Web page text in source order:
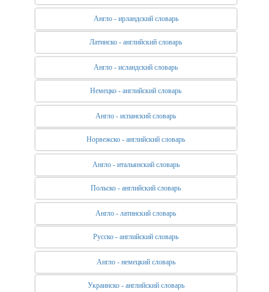
Англо - ирландский словарь
Латинско - английский словарь
Англо - исландский словарь
Немецко - английский словарь
Англо - испанский словарь
Норвежско - английский словарь
Англо - итальянский словарь
Польско - английский словарь
Англо - латинский словарь
Русско - английский словарь
Англо - немецкий словарь
Украинско - английский словарь